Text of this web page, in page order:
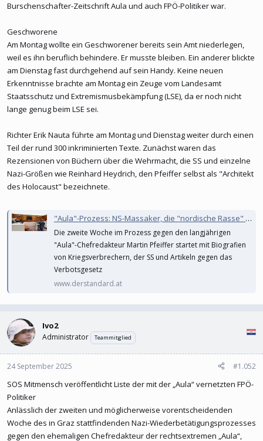
Burschenschafter-Zeitschrift Aula und auch FPÖ-Politiker war.
Geschworene
Am Montag wollte ein Geschworener bereits sein Amt niederlegen,
weil es ihn beruflich behindere. Er musste bleiben. Ein anderer blickte
am Dienstag fast durchgehend auf sein Handy. Keine neuen
Erkenntnisse brachte am Montag ein Zeuge vom Landesamt
Staatsschutz und Extremismusbekämpfung (LSE), da er noch nicht
lange genug beim LSE sei.
Richter Erik Nauta führte am Montag und Dienstag weiter durch einen
Teil der rund 300 inkriminierten Texte. Zunächst waren das
Rezensionen von Büchern über die Wehrmacht, die SS und einzelne
Nazi-Größen wie Reinhard Heydrich, den Pfeiffer selbst als "Architekt
des Holocaust" bezeichnete.
"Aula"-Prozess: NS-Massaker, die "nordische Rasse" und Faschismus als "Widerstand"
Die zweite Woche im Prozess gegen den langjährigen
"Aula"-Chefredakteur Martin Pfeiffer startet mit Biografien
von Kriegsverbrechern, der SS und Artikeln gegen das
Verbotsgesetz
www.derstandard.at
Ivo2
Administrator Teammitglied
24 September 2025 #1.052
SOS Mitmensch veröffentlicht Liste der mit der „Aula“ vernetzten FPÖ-
Politiker
Anlässlich der zweiten und möglicherweise vorentscheidenden
Woche des in Graz stattfindenden Nazi-Wiederbetätigungsprozesses
gegen den ehemaligen Chefredakteur der rechtsextremen „Aula“,